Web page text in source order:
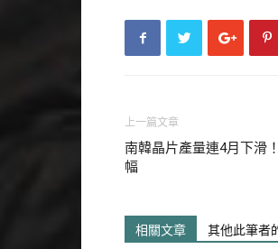
▲尹汝貞爆和
季，若簽約消息
CAA不僅是美國
佼者，像是導演
上一篇文章
南韓晶片產量連4月下滑
幅
相關文章 其他此筆者